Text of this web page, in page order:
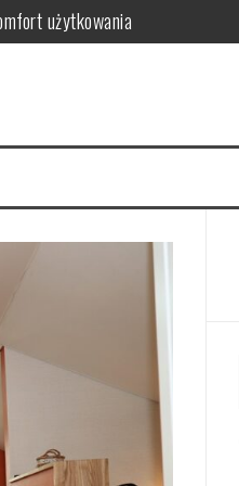
użytkowania
zabrudzeń
przestrzeni